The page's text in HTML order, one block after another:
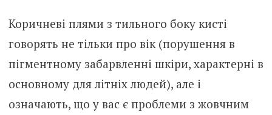
Коричневі плями з тильного боку кисті
говорять не тільки про вік (порушення в
пігментному забарвленні шкіри, характерні в
основному для літніх людей), але і
означають, що у вас є проблеми з жовчним